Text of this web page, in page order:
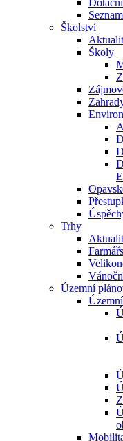
Školství
Školy
Trhy
Územní